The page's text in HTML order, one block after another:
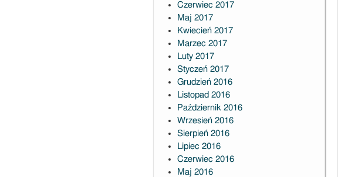
Czerwiec 2017
Maj 2017
Kwiecień 2017
Marzec 2017
Luty 2017
Styczeń 2017
Grudzień 2016
Listopad 2016
Październik 2016
Wrzesień 2016
Sierpień 2016
Lipiec 2016
Czerwiec 2016
Maj 2016